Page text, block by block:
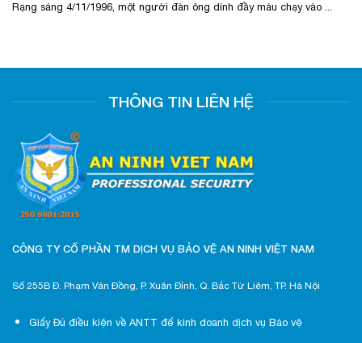
Rạng sáng 4/11/1996, một người đàn ông dính đầy máu chạy vào ...
THÔNG TIN LIÊN HỆ
CÔNG TY CỔ PHẦN TM DỊCH VỤ BẢO VỆ AN NINH VIỆT NAM
Số 255B Đ. Phạm Văn Đồng, P. Xuân Đỉnh, Q. Bắc Từ Liêm, TP. Hà Nội
Giấy Đủ điều kiện về ANTT để kinh doanh dịch vụ Bảo vệ